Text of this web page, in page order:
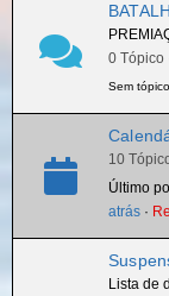
0 Tópico
Sem
10
Último
atrás ·
Lista de